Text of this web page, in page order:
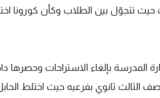
تتجوّل بين الطلاب وكأن كورونا
إدارة المدرسة بإلغاء الاستراحات
الثالث ثانوي بفرعيه حيث اختلط الحابل